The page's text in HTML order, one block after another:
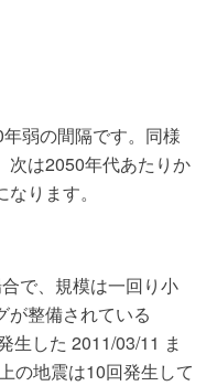
弱の間隔です。同様
次は2050年代あたりか
ります。
で、規模は一回り小
が整備されている
生した 2011/03/11 ま
の地震は10回発生して